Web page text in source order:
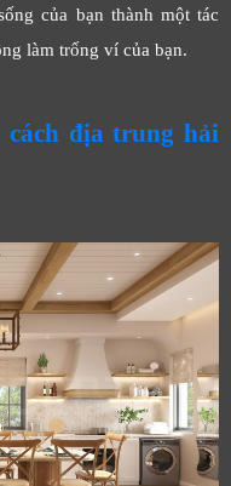
của bạn thành một tác
làm trống ví của bạn.
cách địa trung hải